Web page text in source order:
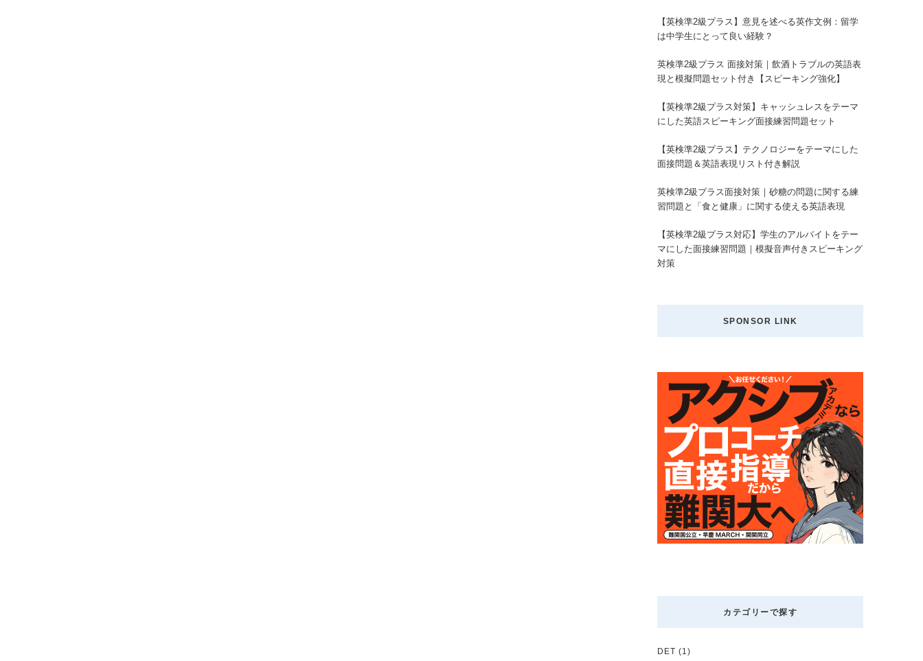
【英検準2級プラス】意見を述べる英作文例：留学
は中学生にとって良い経験？
英検準2級プラス 面接対策｜飲酒トラブルの英語表
現と模擬問題セット付き【スピーキング強化】
【英検準2級プラス対策】キャッシュレスをテーマ
にした英語スピーキング面接練習問題セット
【英検準2級プラス】テクノロジーをテーマにした
面接問題＆英語表現リスト付き解説
英検準2級プラス面接対策｜砂糖の問題に関する練
習問題と「食と健康」に関する使える英語表現
【英検準2級プラス対応】学生のアルバイトをテー
マにした面接練習問題｜模擬音声付きスピーキング
対策
SPONSOR LINK
カテゴリーで探す
DET (1)